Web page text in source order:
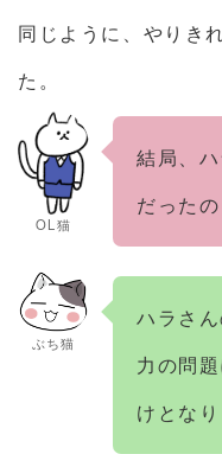
同じように、やりき
た。
OL猫
結局、
だったの
ぶち猫
ハラさ
力の問
けとなり